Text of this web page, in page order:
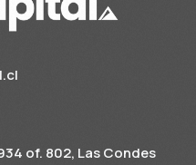
of. 802, Las Condes